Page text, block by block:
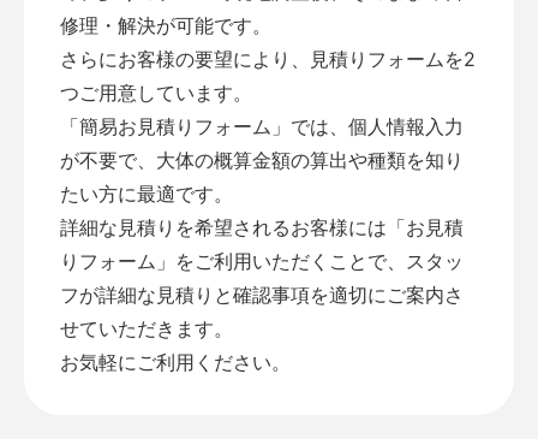
修理・解決が可能です。
さらにお客様の要望により、見積りフォームを2
つご用意しています。
「簡易お見積りフォーム 」では、個人情報入力
が不要で、大体の概算金額の算出や種類を知り
たい方に最適です。
詳細な見積りを希望されるお客様には「お見積
りフォーム 」をご利用いただくことで、スタッ
フが詳細な見積りと確認事項を適切にご案内さ
せていただきます。
お気軽にご利用ください。